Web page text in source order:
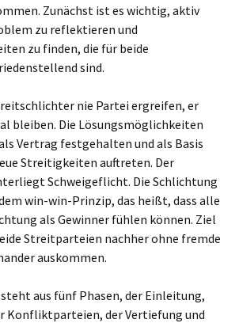
Zunächst ist es wichtig, aktiv
zu reflektieren und
zu finden, die für beide
sind.
nie Partei ergreifen, er
bleiben. Die Lösungsmöglichkeiten
Vertrag festgehalten und als Basis
Streitigkeiten auftreten. Der
Schweigeflicht. Die Schlichtung
win-win-Prinzip, das heißt, dass alle
als Gewinner fühlen können. Ziel
Streitparteien nachher ohne fremde
auskommen.
aus fünf Phasen, der Einleitung,
Konfliktparteien, der Vertiefung und